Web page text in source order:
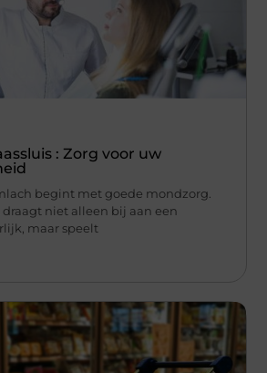
: Zorg voor uw
begint met goede mondzorg.
niet alleen bij aan een
maar speelt